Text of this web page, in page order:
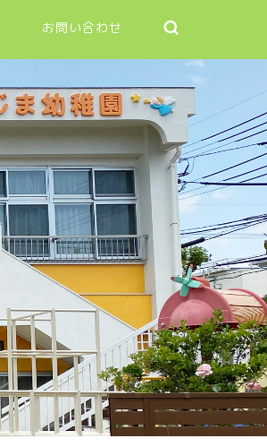
お問い合わせ